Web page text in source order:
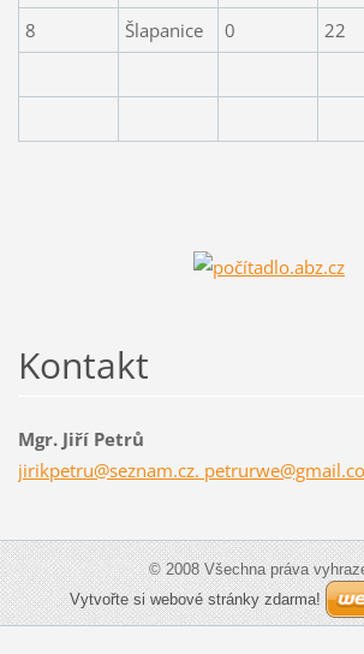
8
Šlapanice 0 22
Kontakt
Mgr. Jiří Petrů
jirikpetru@seznam.cz.
© 2008 Všechna práva
Vytvořte si webové stránky zdarma!